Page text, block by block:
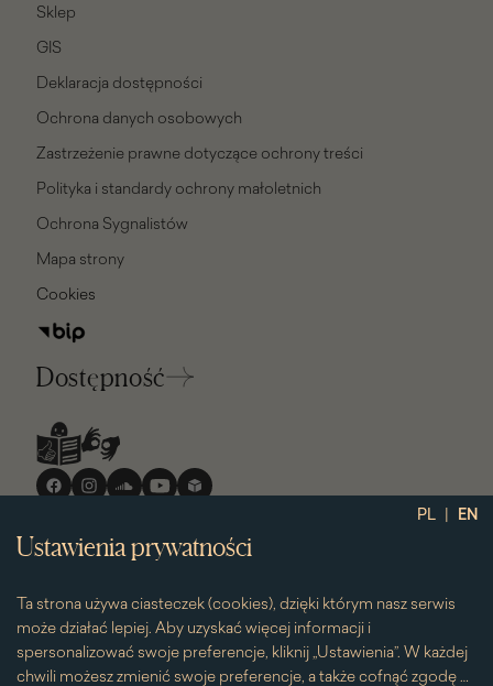
PL | EN
Ustawienia prywatności
Ta strona używa ciasteczek (cookies), dzięki którym nasz serwis
może działać lepiej. Aby uzyskać więcej informacji i
spersonalizować swoje preferencje, kliknij „Ustawienia”. W każdej
chwili możesz zmienić swoje preferencje, a także cofnąć zgodę na
Sklep
GIS
Deklaracja dostępności
Ochrona danych osobowych
Zastrzeżenie prawne dotyczące ochrony treści
Polityka i standardy ochrony małoletnich
Ochrona Sygnalistów
Mapa strony
Cookies
Dostępność
Media
społecznościowe